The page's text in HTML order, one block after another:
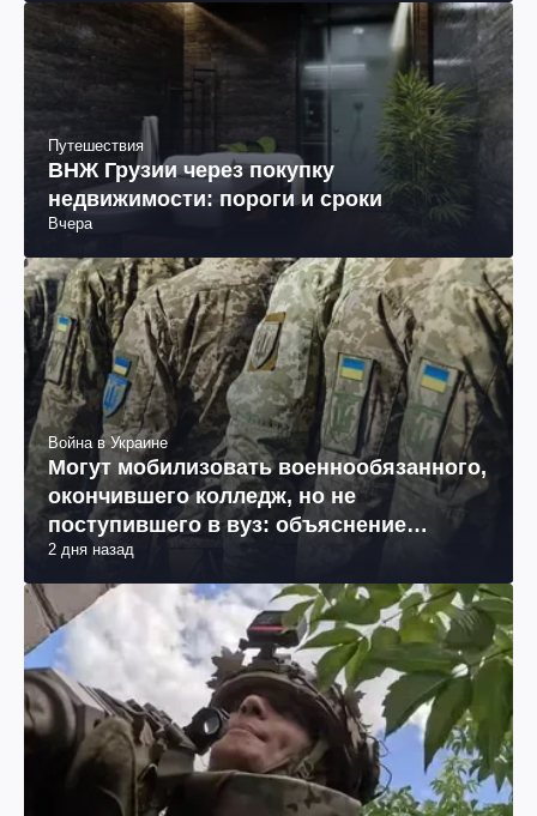
Путешествия
ВНЖ Грузии через покупку
недвижимости: пороги и сроки
Вчера
Война в Украине
Могут мобилизовать военнообязанного,
окончившего колледж, но не
поступившего в вуз: объяснение
юриста
2 дня назад